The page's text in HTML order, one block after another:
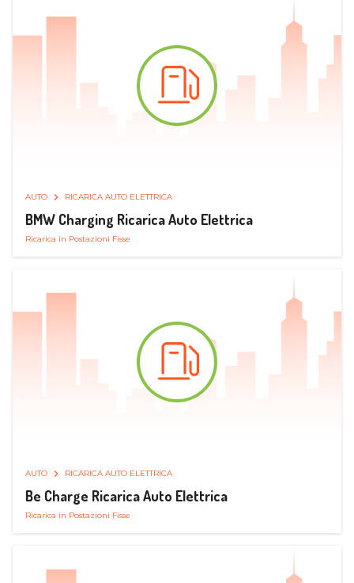
AUTO RICARICA AUTO ELETTRICA
BMW Charging Ricarica Auto Elettrica
Ricarica in Postazioni Fisse
AUTO RICARICA AUTO ELETTRICA
Be Charge Ricarica Auto Elettrica
Ricarica in Postazioni Fisse